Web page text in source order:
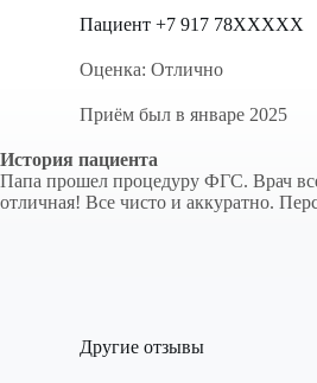
Пациент +7 917 78XXXXX
Оценка: Отлично
Приём был в январе 2025
История пациента
Папа прошел процедуру ФГС. Врач
отличная! Все чисто и аккуратно.
Другие отзывы